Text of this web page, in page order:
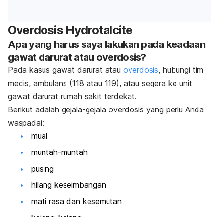
Overdosis Hydrotalcite
Apa yang harus saya lakukan pada keadaan
gawat darurat atau overdosis?
Pada kasus gawat darurat atau overdosis, hubungi tim
medis, ambulans (118 atau 119), atau segera ke unit
gawat darurat rumah sakit terdekat.
Berikut adalah gejala-gejala overdosis yang perlu Anda
waspadai:
mual
muntah-muntah
pusing
hilang keseimbangan
mati rasa dan kesemutan